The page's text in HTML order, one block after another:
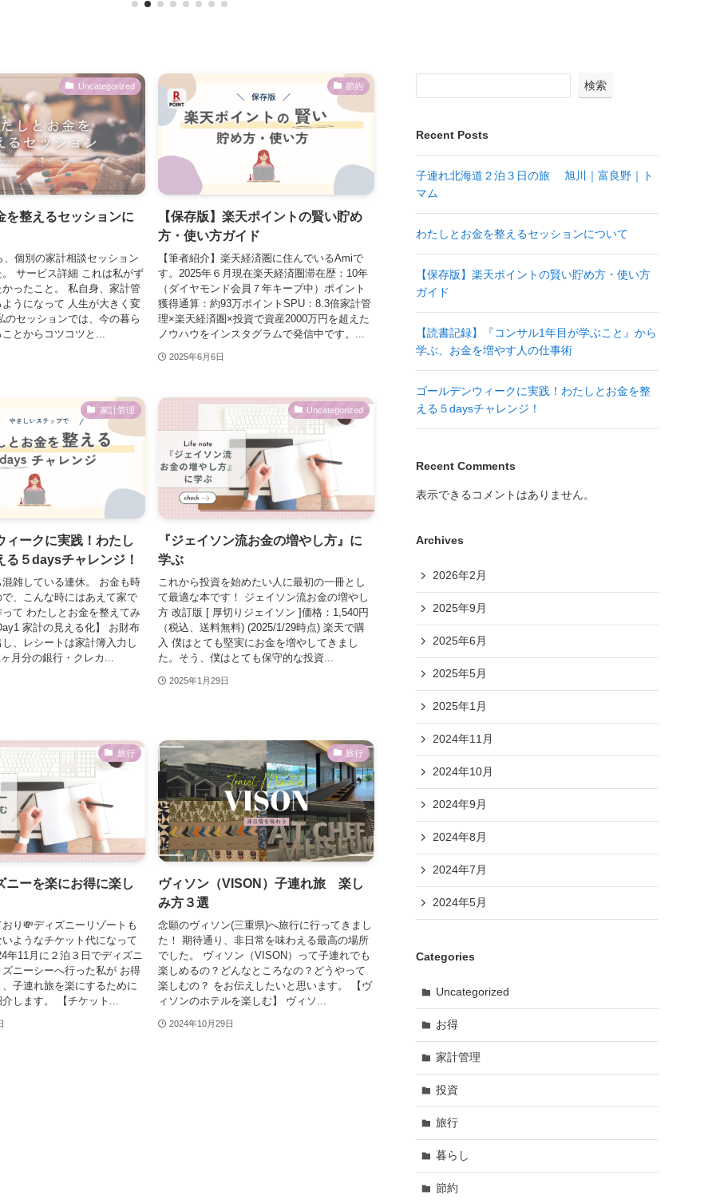
Uncategorized
を整えるセッションに
、個別の家計相談セッション
サービス詳細 これは私がず
かったこと。 私自身、家計管
うになって 人生が大きく変
のセッションでは、今の暮ら
とからコツコツと...
節約
【保存版】楽天ポイントの賢い貯め
方・使い方ガイド
【筆者紹介】楽天経済圏に住んでいるAmiで
す。2025年６月現在楽天経済圏滞在歴：10年
（ダイヤモンド会員７年キープ中）ポイント
獲得通算：約93万ポイントSPU：8.3倍家計管
理×楽天経済圏×投資で資産2000万円を超えた
ノウハウをインスタグラムで発信中です。...
2025年6月6日
家計管理
ィークに実践！わたし
る５daysチャレンジ！
混雑している連休。 お金も時
、こんな時にはあえて家で
て わたしとお金を整えてみ
家計の見える化】 お財布
、レシートは家計簿入力し
月分の銀行・クレカ...
Uncategorized
『ジェイソン流お金の増やし方』に
学ぶ
これから投資を始めたい人に最初の一冊とし
て最適な本です！ ジェイソン流お金の増やし
方 改訂版 [ 厚切りジェイソン ]価格：1,540円
（税込、送料無料) (2025/1/29時点) 楽天で購
入 僕はとても堅実にお金を増やしてきまし
た。そう、僕はとても保守的な投資...
2025年1月29日
旅行
ニーを楽にお得に楽し
り💸ディズニーリゾートも
ようなチケット代になって
年11月に２泊３日でディズニ
ニーシーへ行った私が お得
子連れ旅を楽にするために
介します。 【チケット...
旅行
ヴィソン（VISON）子連れ旅 楽し
み方３選
念願のヴィソン(三重県)へ旅行に行ってきまし
た！ 期待通り、非日常を味わえる最高の場所
でした。 ヴィソン（VISON）って子連れでも
楽しめるの？どんなところなの？どうやって
楽しむの？ をお伝えしたいと思います。 【ヴ
ィソンのホテルを楽しむ】 ヴィソ...
2024年10月29日
検索
Recent Posts
子連れ北海道２泊３日の旅 旭川｜富良野｜ト
マム
わたしとお金を整えるセッションについて
【保存版】楽天ポイントの賢い貯め方・使い方
ガイド
【読書記録】『コンサル1年目が学ぶこと』から
学ぶ、お金を増やす人の仕事術
ゴールデンウィークに実践！わたしとお金を整
える５daysチャレンジ！
Recent Comments
表示できるコメントはありません。
Archives
2026年2月
2025年9月
2025年6月
2025年5月
2025年1月
2024年11月
2024年10月
2024年9月
2024年8月
2024年7月
2024年5月
Categories
Uncategorized
お得
家計管理
投資
旅行
暮らし
節約